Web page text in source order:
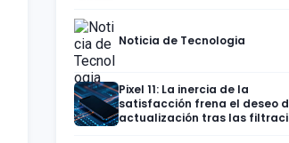
Noticia de Tecnologia
Pixel 11: La inercia de la
satisfacción frena el deseo
actualización tras las